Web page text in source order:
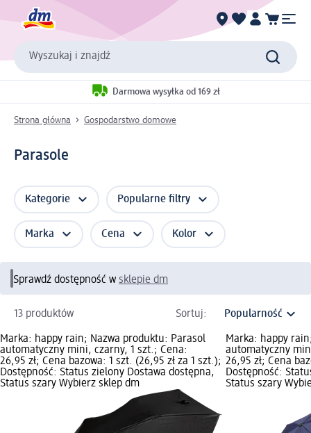
Wyszukaj i znajdź
Darmowa wysyłka od 169 zł
Strona główna Gospodarstwo domowe
Parasole
Kategorie Popularne filtry
Marka Cena Kolor
Sprawdź dostępność w sklepie dm
13 produktów Sortuj:
Marka: happy rain; Nazwa produktu: Parasol
automatyczny mini, czarny, 1 szt.; Cena:
26,95 zł; Cena bazowa: 1 szt. (26,95 zł za 1 szt.);
Dostępność: Status zielony Dostawa dostępna,
Status szary Wybierz sklep dm
Marka: happy
automatyczny
26,95 zł; Cena
Dostępność:
Status szary